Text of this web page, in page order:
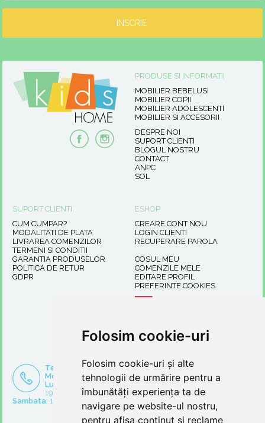
Folosim cookie-uri
Folosim cookie-uri și alte
tehnologii de urmărire pentru a
îmbunătăți experiența ta de
navigare pe website-ul nostru,
pentru afișa conținut și reclame
PRODUSE SI INFORMATII
MOBILIER BEBELUSI
MOBILIER COPII
MOBILIER ADOLESCENTI
MOBILIER SI ACCESORII
DESPRE NOI
SUPORT CLIENTI
BLOGUL NOSTRU
CONTACT
ANPC
SOL
SUPORT CLIENTI
CUM CUMPAR?
MODALITATI DE PLATA
LIVRAREA COMENZILOR
TERMENI SI CONDITII
GARANTIA PRODUSELOR
POLITICA DE RETUR
GDPR
ESHOP
CREARE CONT NOU
LOGIN CLIENTI
RECUPERARE PAROLA
COSUL MEU
COMENZILE MELE
EDITARE PROFIL
PREFERINTE COOKIES
Tel:
0371 902 861
Mobil:
0774670581
Luni - Vineri:10:00-
19:00,
Sambata: 10:00-14:00
Suport clienti
office@kidshome.ro
comenzi@kidshome.ro